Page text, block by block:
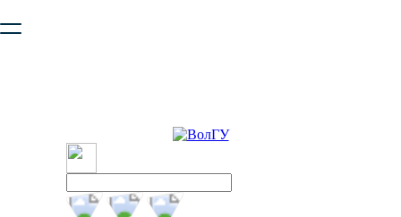
безопасную работу с сайтом. Пожалуйста